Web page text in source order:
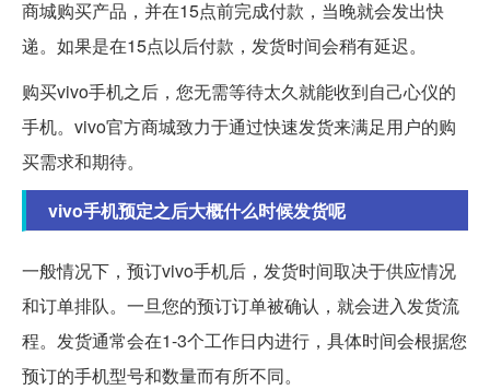
商城购买产品，并在15点前完成付款，当晚就会发出快
递。如果是在15点以后付款，发货时间会稍有延迟。
购买vivo手机之后，您无需等待太久就能收到自己心仪的
手机。vivo官方商城致力于通过快速发货来满足用户的购
买需求和期待。
vivo手机预定之后大概什么时候发货呢
一般情况下，预订vivo手机后，发货时间取决于供应情况
和订单排队。一旦您的预订订单被确认，就会进入发货流
程。发货通常会在1-3个工作日内进行，具体时间会根据您
预订的手机型号和数量而有所不同。